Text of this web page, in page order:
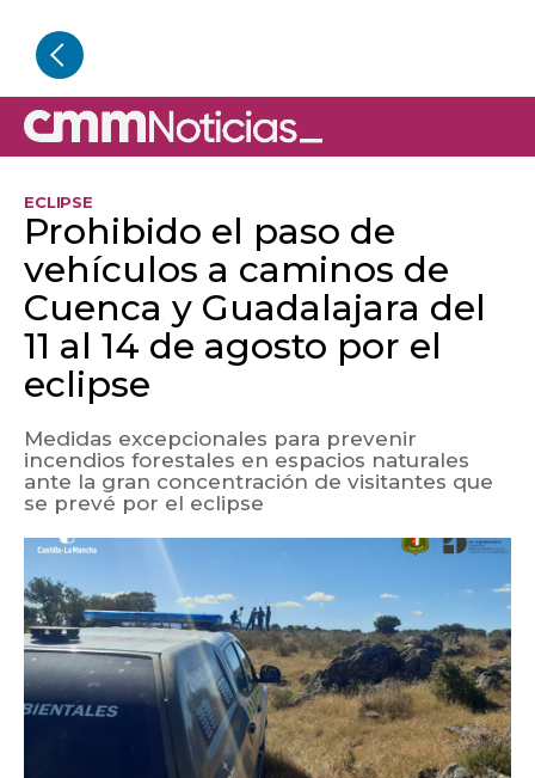
ECLIPSE
Prohibido el paso de
vehículos a caminos de
Cuenca y Guadalajara del
11 al 14 de agosto por el
eclipse
Medidas excepcionales para prevenir
incendios forestales en espacios naturales
ante la gran concentración de visitantes que
se prevé por el eclipse